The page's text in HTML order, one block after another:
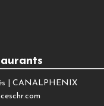
| CANALPHENIX